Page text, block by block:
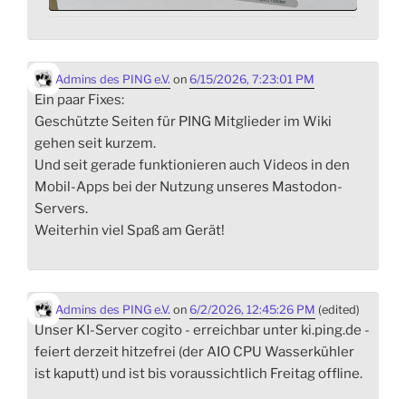
Admins des PING e.V. on 6/15/2026, 7:23:01 PM
Ein paar Fixes:
Geschützte Seiten für PING Mitglieder im Wiki
gehen seit kurzem.
Und seit gerade funktionieren auch Videos in den
Mobil-Apps bei der Nutzung unseres Mastodon-
Servers.
Weiterhin viel Spaß am Gerät!
Admins des PING e.V. on 6/2/2026, 12:45:26 PM (edited)
Unser KI-Server cogito - erreichbar unter ki.ping.de -
feiert derzeit hitzefrei (der AIO CPU Wasserkühler
ist kaputt) und ist bis voraussichtlich Freitag offline.